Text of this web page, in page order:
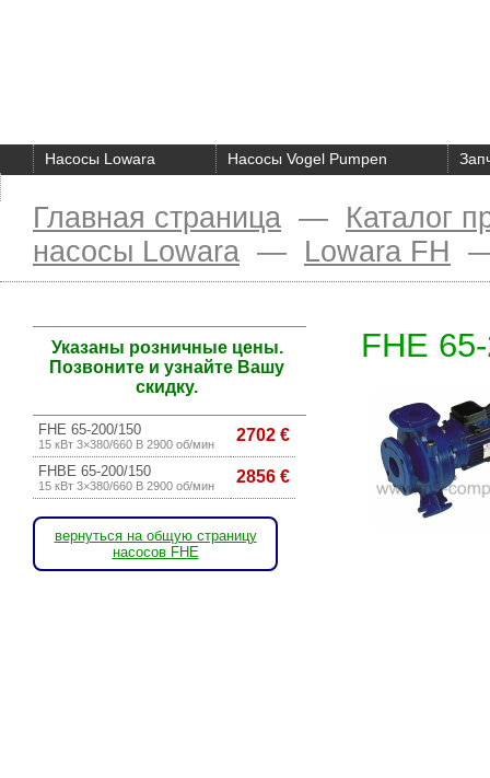
Насосы Lowara Насосы Vogel Pumpen
Главная страница — Каталог
насосы Lowara — Lowara FH
FHE
Указаны розничные цены.
Позвоните и узнайте Вашу
скидку.
FHE 65-200/150
15 кВт 3×380/660 В 2900 об/мин 2702 €
FHBE 65-200/150
15 кВт 3×380/660 В 2900 об/мин 2856 €
вернуться на общую страницу
насосов FHE